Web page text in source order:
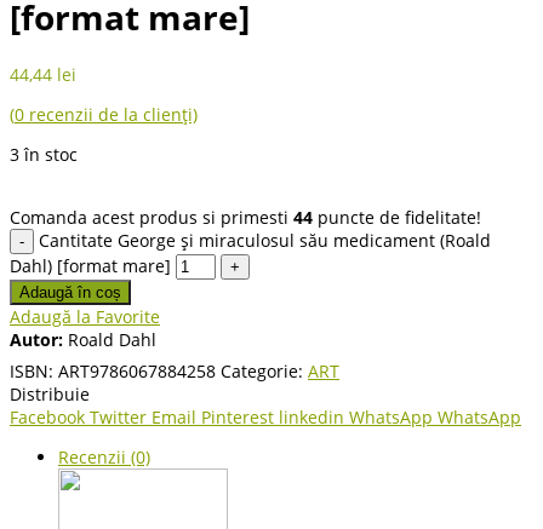
[format mare]
44,44 lei
(0 recenzii de la clienți)
3 în stoc
Comanda acest produs si primesti 44 puncte de fidelitate!
Cantitate George și miraculosul său medicament (Roald
Dahl) [format mare]
Adaugă în coș
Adaugă la Favorite
Autor: Roald Dahl
ISBN: ART9786067884258 Categorie: ART
Distribuie
Facebook Twitter Email Pinterest linkedin WhatsApp WhatsApp
Recenzii (0)